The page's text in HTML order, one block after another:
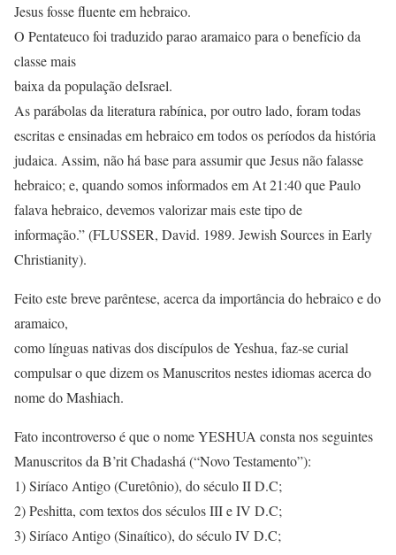
Jesus fosse fluente em hebraico.
O Pentateuco foi traduzido parao aramaico para o benefício da
classe mais
baixa da população deIsrael.
As parábolas da literatura rabínica, por outro lado, foram todas
escritas e ensinadas em hebraico em todos os períodos da história
judaica. Assim, não há base para assumir que Jesus não falasse
hebraico; e, quando somos informados em At 21:40 que Paulo
falava hebraico, devemos valorizar mais este tipo de
informação.” (FLUSSER, David. 1989. Jewish Sources in Early
Christianity).
Feito este breve parêntese, acerca da importância do hebraico e do
aramaico,
como línguas nativas dos discípulos de Yeshua, faz-se curial
compulsar o que dizem os Manuscritos nestes idiomas acerca do
nome do Mashiach.
Fato incontroverso é que o nome YESHUA consta nos seguintes
Manuscritos da B’rit Chadashá (“Novo Testamento”):
1) Siríaco Antigo (Curetônio), do século II D.C;
2) Peshitta, com textos dos séculos III e IV D.C;
3) Siríaco Antigo (Sinaítico), do século IV D.C;